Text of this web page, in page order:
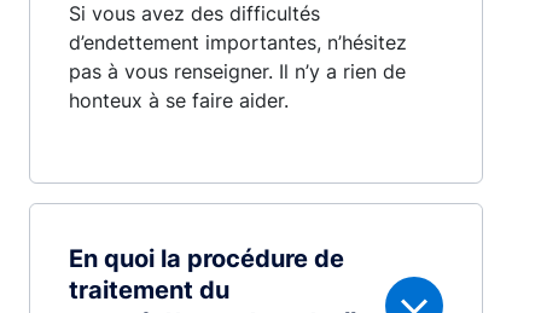
Si vous avez des difficultés
d’endettement importantes, n’hésitez
pas à vous renseigner. Il n’y a rien de
honteux à se faire aider.
En quoi la procédure de
traitement du